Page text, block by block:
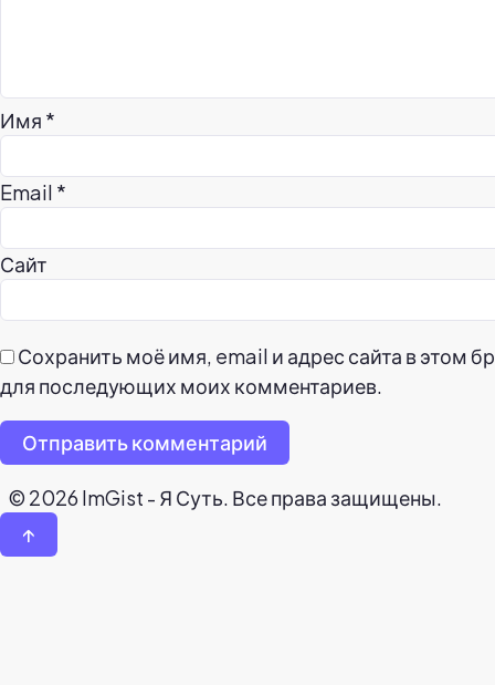
Имя *
Email *
Сайт
Сохранить моё имя, email и адрес сайта в этом
для последующих моих комментариев.
Отправить комментарий
© 2026 ImGist - Я Суть. Все права защищены.
↑